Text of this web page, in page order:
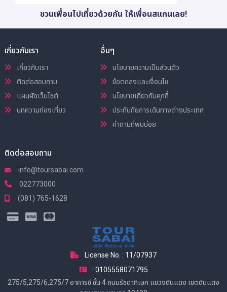
ชวนเพื่อนไปเที่ยวด้วยกัน ให้เพื่อนสแกนเลย!
เกี่ยวกับเรา
เกี่ยวกับเรา
ติดต่อสอบถาม
แผนผังเว็บไซต์
บทความท่องเที่ยว
อื่นๆ
นโยบายความเป็นส่วนตัว
ข้อตกลงและเงื่อนไข
นโยบายเกี่ยวกับคุกกี้
ประกันภัยการเดินทางต่างประเทศ
คำถามที่พบบ่อย
ติดต่อสอบถาม
info@toursabai.com
022773000
(081) 765-1628
License No. : 11/07937
: 0105558071795
275/5,275/6,275/7 อาคารซี ชั้น 4 ถนนรัชดาภิเษก แขวงดินแดง เขตดินแดง